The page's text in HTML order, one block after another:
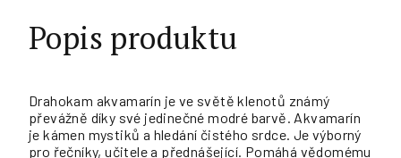
Popis produktu
Drahokam akvamarín je ve světě klenotů známý
převážně díky své jedinečné modré barvě. Akvamarín
je kámen mystiků a hledání čistého srdce. Je výborný
pro řečníky, učitele a přednášející. Pomáhá vědomému